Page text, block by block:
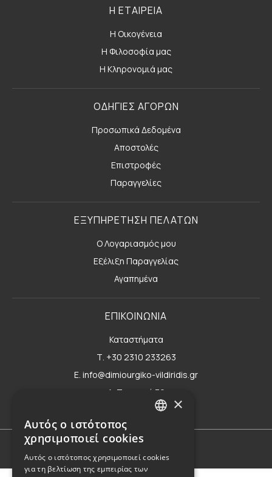
Η ΕΤΑΙΡΕΙΑ
Η Οικογένεια
Η Φιλοσοφία μας
Η Κληρονομιά μας
ΟΔΗΓΙΕΣ ΑΓΟΡΩΝ
Προσωπικά Δεδομένα
Αποστολές
Επιστροφές
Παραγγελίες
ΕΞΥΠΗΡΕΤΗΣΗ ΠΕΛΑΤΩΝ
Ο Λογαριασμός μου
Εξέλιξη Παραγγελίας
Αγαπημένα
ΕΠΙΚΟΙΝΩΝΙΑ
Καταστήματα
Τ. +30 2310 233263
E. info@dimiourgiko-vildiridis.gr
Δ. Τσιμισκή 70
Φόρμα επικοινωνίας×
Αυτός ο ιστότοπος
χρησιμοποιεί cookies
Αυτός ο ιστότοπος χρησιμοποιεί cookies
για τη βελτίωση της εμπειρίας των